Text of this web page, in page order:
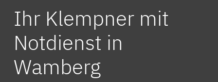
Ihr Klempner mit
Notdienst in
Wamberg